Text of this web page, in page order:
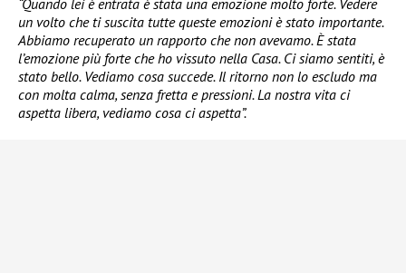
“Quando lei è entrata è stata una emozione molto forte. Vedere
un volto che ti suscita tutte queste emozioni è stato importante.
Abbiamo recuperato un rapporto che non avevamo. È stata
l’emozione più forte che ho vissuto nella Casa. Ci siamo sentiti, è
stato bello. Vediamo cosa succede. Il ritorno non lo escludo ma
con molta calma, senza fretta e pressioni. La nostra vita ci
aspetta libera, vediamo cosa ci aspetta”.